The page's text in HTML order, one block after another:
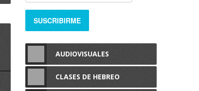
AUDIOVISUALES
CLASES DE HEBREO